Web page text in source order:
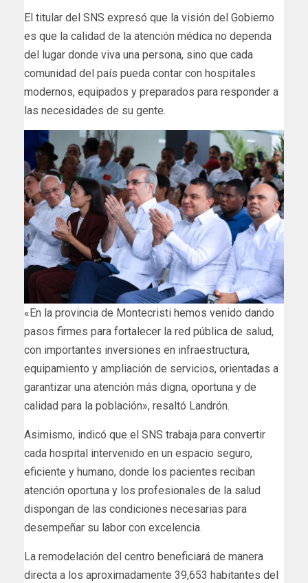
El titular del SNS expresó que la visión del Gobierno
es que la calidad de la atención médica no dependa
del lugar donde viva una persona, sino que cada
comunidad del país pueda contar con hospitales
modernos, equipados y preparados para responder a
las necesidades de su gente.
«En la provincia de Montecristi hemos venido dando
pasos firmes para fortalecer la red pública de salud,
con importantes inversiones en infraestructura,
equipamiento y ampliación de servicios, orientadas a
garantizar una atención más digna, oportuna y de
calidad para la población», resaltó Landrón.
Asimismo, indicó que el SNS trabaja para convertir
cada hospital intervenido en un espacio seguro,
eficiente y humano, donde los pacientes reciban
atención oportuna y los profesionales de la salud
dispongan de las condiciones necesarias para
desempeñar su labor con excelencia.
La remodelación del centro beneficiará de manera
directa a los aproximadamente 39,653 habitantes del